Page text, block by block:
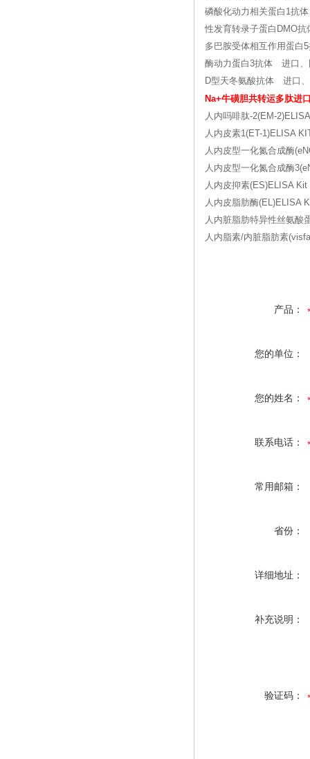
磷酸化动力相关蛋白1抗
性发育转录子蛋白DMO
多巴胺受体相互作用蛋
酶动力蛋白3抗体 进口、
D型天冬氨酸抗体 进口
Na+牛磺胆共转运多肽进
人内吗啡肽-2(EM-
人内皮素1(ET-1)ELISA
人内皮型一化氮合成酶
人内皮型一化氮合成酶
人内皮抑素(ES)ELISA Kit
人内皮脂肪酶(EL)ELISA
人内脏脂肪特异性丝氨酸
人内脂素/内脏脂肪素
产品：
您的单位：
您的姓名：
联系电话：
常用邮箱：
省份：
详细地址：
补充说明：
验证码：